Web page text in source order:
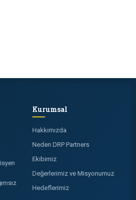
Kurumsal
Hakkımızda
Neden DRP Partners
Ekibimiz
Değerlerimiz ve Misyonumuz
Hedeflerimiz